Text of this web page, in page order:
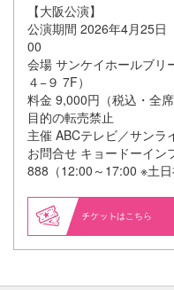
【大阪公演】
公演期間 2026年4月25日
00
会場 サンケイホールブリ
４−９ 7F）
料金 9,000円（税込・全
目的の転売禁止
主催 ABCテレビ／サンラ
お問合せ キョードーイ
888（12:00～17:00 ※土日
はこちら